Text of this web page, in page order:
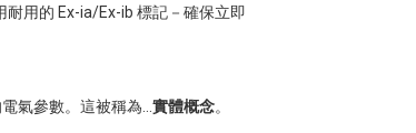
耐用的 Ex-ia/Ex-ib 標記－確保立即
氣參數。這被稱為…實體概念。